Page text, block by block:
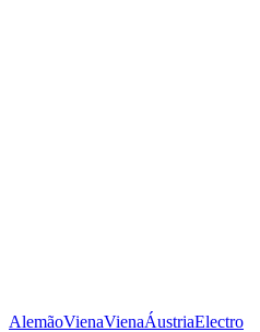
AlemãoVienaVienaÁustriaElectro